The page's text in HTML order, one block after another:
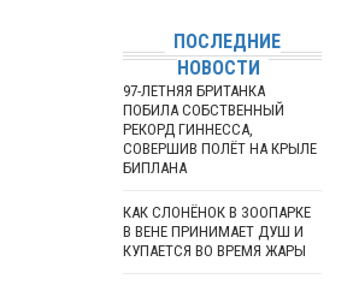
ПОСЛЕДНИЕ
НОВОСТИ
97-ЛЕТНЯЯ БРИТАНКА
ПОБИЛА СОБСТВЕННЫЙ
РЕКОРД ГИННЕССА,
СОВЕРШИВ ПОЛЁТ НА КРЫЛЕ
БИПЛАНА
КАК СЛОНЁНОК В ЗООПАРКЕ
В ВЕНЕ ПРИНИМАЕТ ДУШ И
КУПАЕТСЯ ВО ВРЕМЯ ЖАРЫ